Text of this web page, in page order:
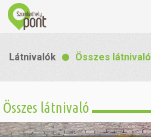
Látnivalók
Látnivalók Összes látnivaló
Összes látnivaló